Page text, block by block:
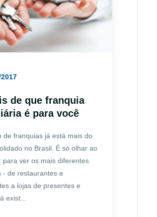
de que franquia
é para você
de franquias já está mais do
no Brasil. É só olhar ao
para ver os mais diferentes
- de restaurantes e
a lojas de presentes e
exist...